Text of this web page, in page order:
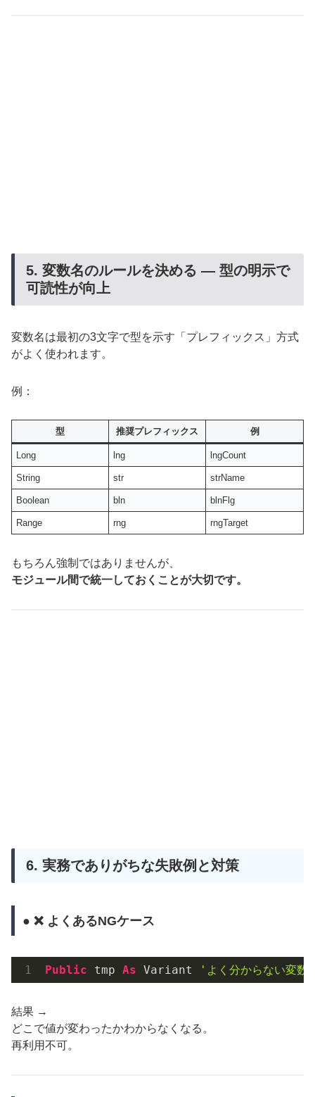
5. 変数名のルールを決める ― 型の明示で
可読性が向上
変数名は最初の3文字で型を示す「プレフィックス」方式
がよく使われます。
例：
型 推奨プレフィックス 例
Long lng lngCount
String str strName
Boolean bln blnFlg
Range rng rngTarget
もちろん強制ではありませんが、
モジュール間で統一しておくことが大切です。
6. 実務でありがちな失敗例と対策
● ❌ よくあるNGケース
Public tmp As Variant 'よく分からない変数
結果 →
どこで値が変わったかわからなくなる。
再利用不可。